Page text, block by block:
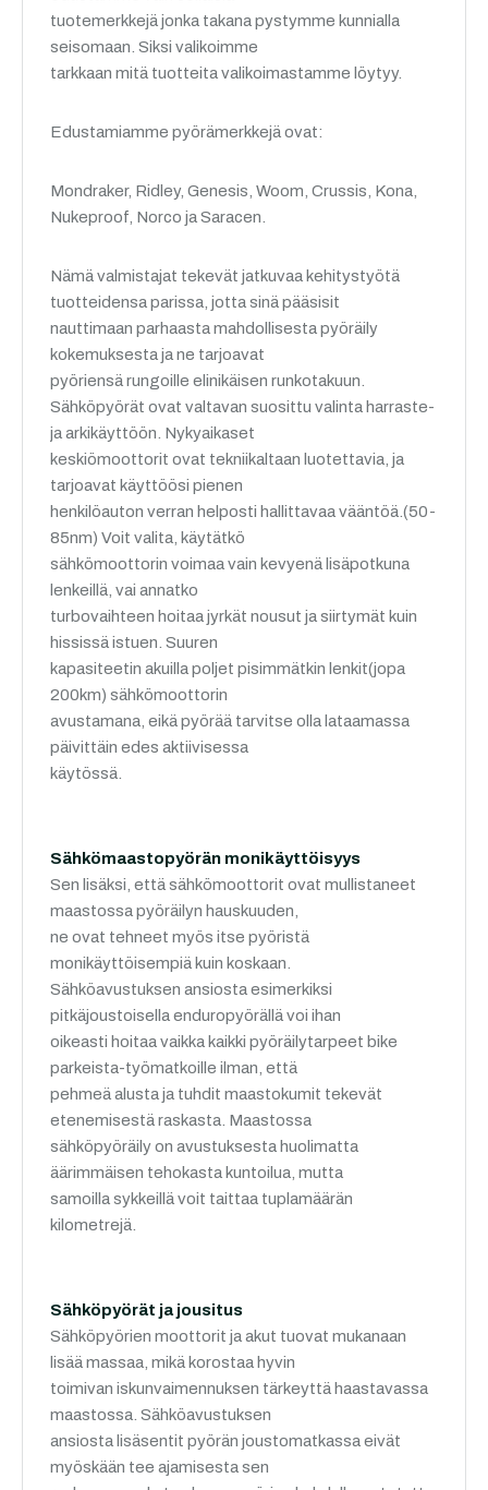
tuotemerkkejä jonka takana pystymme kunnialla
seisomaan. Siksi valikoimme
tarkkaan mitä tuotteita valikoimastamme löytyy.
Edustamiamme pyörämerkkejä ovat:
Mondraker, Ridley, Genesis, Woom, Crussis, Kona,
Nukeproof, Norco ja Saracen.
Nämä valmistajat tekevät jatkuvaa kehitystyötä
tuotteidensa parissa, jotta sinä pääsisit
nauttimaan parhaasta mahdollisesta pyöräily
kokemuksesta ja ne tarjoavat
pyöriensä rungoille elinikäisen runkotakuun.
Sähköpyörät ovat valtavan suosittu valinta harraste-
ja arkikäyttöön. Nykyaikaset
keskiömoottorit ovat tekniikaltaan luotettavia, ja
tarjoavat käyttöösi pienen
henkilöauton verran helposti hallittavaa vääntöä.(50-
85nm) Voit valita, käytätkö
sähkömoottorin voimaa vain kevyenä lisäpotkuna
lenkeillä, vai annatko
turbovaihteen hoitaa jyrkät nousut ja siirtymät kuin
hississä istuen. Suuren
kapasiteetin akuilla poljet pisimmätkin lenkit(jopa
200km) sähkömoottorin
avustamana, eikä pyörää tarvitse olla lataamassa
päivittäin edes aktiivisessa
käytössä.
Sähkömaastopyörän monikäyttöisyys
Sen lisäksi, että sähkömoottorit ovat mullistaneet
maastossa pyöräilyn hauskuuden,
ne ovat tehneet myös itse pyöristä
monikäyttöisempiä kuin koskaan.
Sähköavustuksen ansiosta esimerkiksi
pitkäjoustoisella enduropyörällä voi ihan
oikeasti hoitaa vaikka kaikki pyöräilytarpeet bike
parkeista-työmatkoille ilman, että
pehmeä alusta ja tuhdit maastokumit tekevät
etenemisestä raskasta. Maastossa
sähköpyöräily on avustuksesta huolimatta
äärimmäisen tehokasta kuntoilua, mutta
samoilla sykkeillä voit taittaa tuplamäärän
kilometrejä.
Sähköpyörät ja jousitus
Sähköpyörien moottorit ja akut tuovat mukanaan
lisää massaa, mikä korostaa hyvin
toimivan iskunvaimennuksen tärkeyttä haastavassa
maastossa. Sähköavustuksen
ansiosta lisäsentit pyörän joustomatkassa eivät
myöskään tee ajamisesta sen